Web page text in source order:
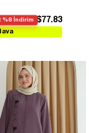
%8 İndirim $77.83